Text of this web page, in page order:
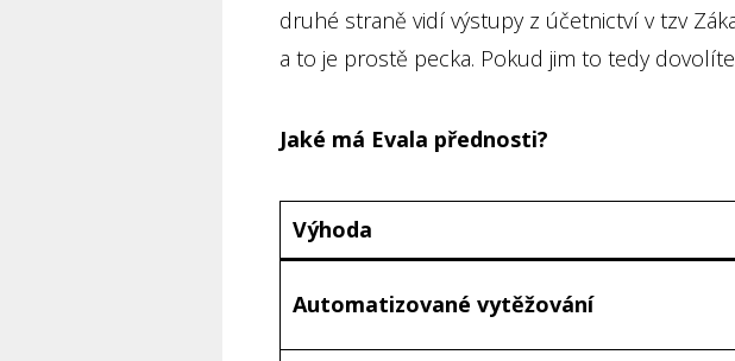
druhé straně vidí výstupy z účetnictví v tzv
a to je prostě pecka. Pokud jim to tedy dovolíte
Jaké má Evala přednosti?
Výhoda
Automatizované vytěžování